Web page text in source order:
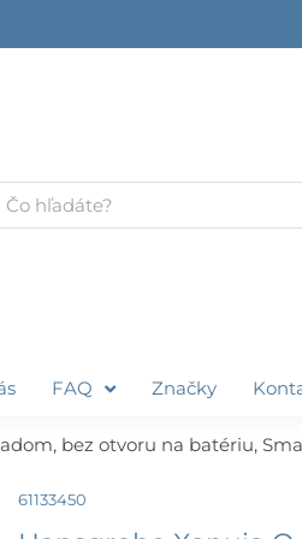
Vyhľadať
FAQ Značky
bez otvoru na batériu,
61133450